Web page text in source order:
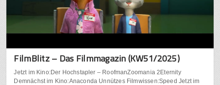
FilmBlitz – Das Filmmagazin (KW51/2025)
Jetzt im Kino:Der Hochstapler – RoofmanZoomania 2Eternity
Demnächst im Kino:Anaconda Unnützes Filmwissen:Speed Jetzt im